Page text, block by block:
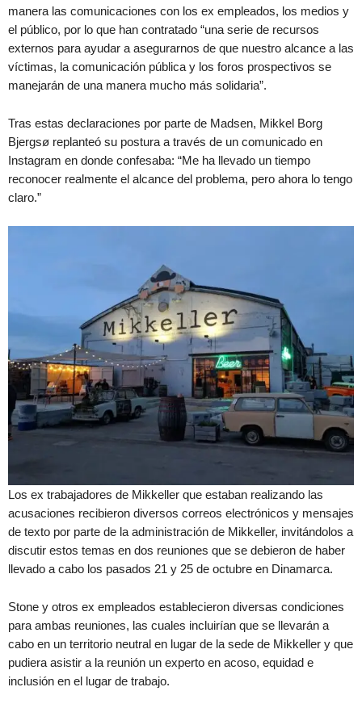
manera las comunicaciones con los ex empleados, los medios y
el público, por lo que han contratado “una serie de recursos
externos para ayudar a asegurarnos de que nuestro alcance a las
víctimas, la comunicación pública y los foros prospectivos se
manejarán de una manera mucho más solidaria”.
Tras estas declaraciones por parte de Madsen, Mikkel Borg
Bjergsø replanteó su postura a través de un comunicado en
Instagram en donde confesaba: “Me ha llevado un tiempo
reconocer realmente el alcance del problema, pero ahora lo tengo
claro.”
Los ex trabajadores de Mikkeller que estaban realizando las
acusaciones recibieron diversos correos electrónicos y mensajes
de texto por parte de la administración de Mikkeller, invitándolos a
discutir estos temas en dos reuniones que se debieron de haber
llevado a cabo los pasados 21 y 25 de octubre en Dinamarca.
Stone y otros ex empleados establecieron diversas condiciones
para ambas reuniones, las cuales incluirían que se llevarán a
cabo en un territorio neutral en lugar de la sede de Mikkeller y que
pudiera asistir a la reunión un experto en acoso, equidad e
inclusión en el lugar de trabajo.